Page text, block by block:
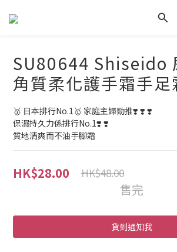
SU80644 Shiseido
角質柔化護手霜手
🥇 日本排行No.1🥇 家庭主婦勁推❣️ ❣️ ❣️
保濕持久力係排行No.1❣️ ❣️
質地清爽而不油手腳霜
HK$28.00 HK$48.00
售完
貨到通知我